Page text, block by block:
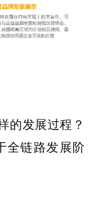
的发展过程？
全链路发展阶